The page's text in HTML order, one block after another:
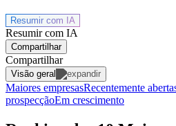
Resumir com IA
Resumir com IA
Compartilhar
Compartilhar
Visão geral
Maiores empresasRecentemente
prospecçãoEm crescimento